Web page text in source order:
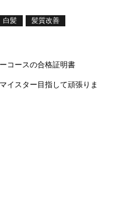
白髪 髪質改善
コースの合格証明書
イスター目指して頑張りま